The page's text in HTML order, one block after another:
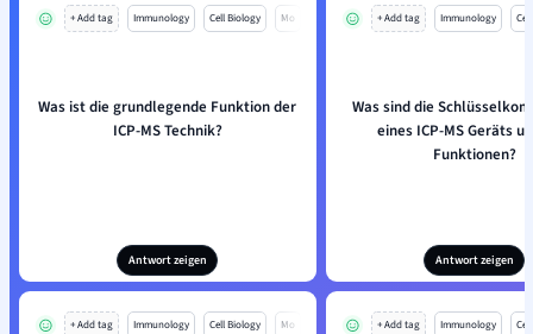
+ Add tag Immunology Cell Biology Mo
Was ist die grundlegende Funktion der
ICP-MS Technik?
Antwort zeigen
+ Add tag Immunology
Was sind die
eines ICP-MS Geräts
Funktionen?
Antwort zeigen
+ Add tag Immunology Cell Biology Mo + Add tag Immunology